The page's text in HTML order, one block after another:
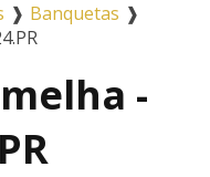
❱ Banquetas ❱
-